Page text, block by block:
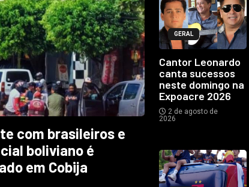
com brasileiros e
boliviano é
em Cobija
GERAL
Cantor Leonardo
canta sucessos
neste domingo na
Expoacre 2026
2 de agosto de
2026